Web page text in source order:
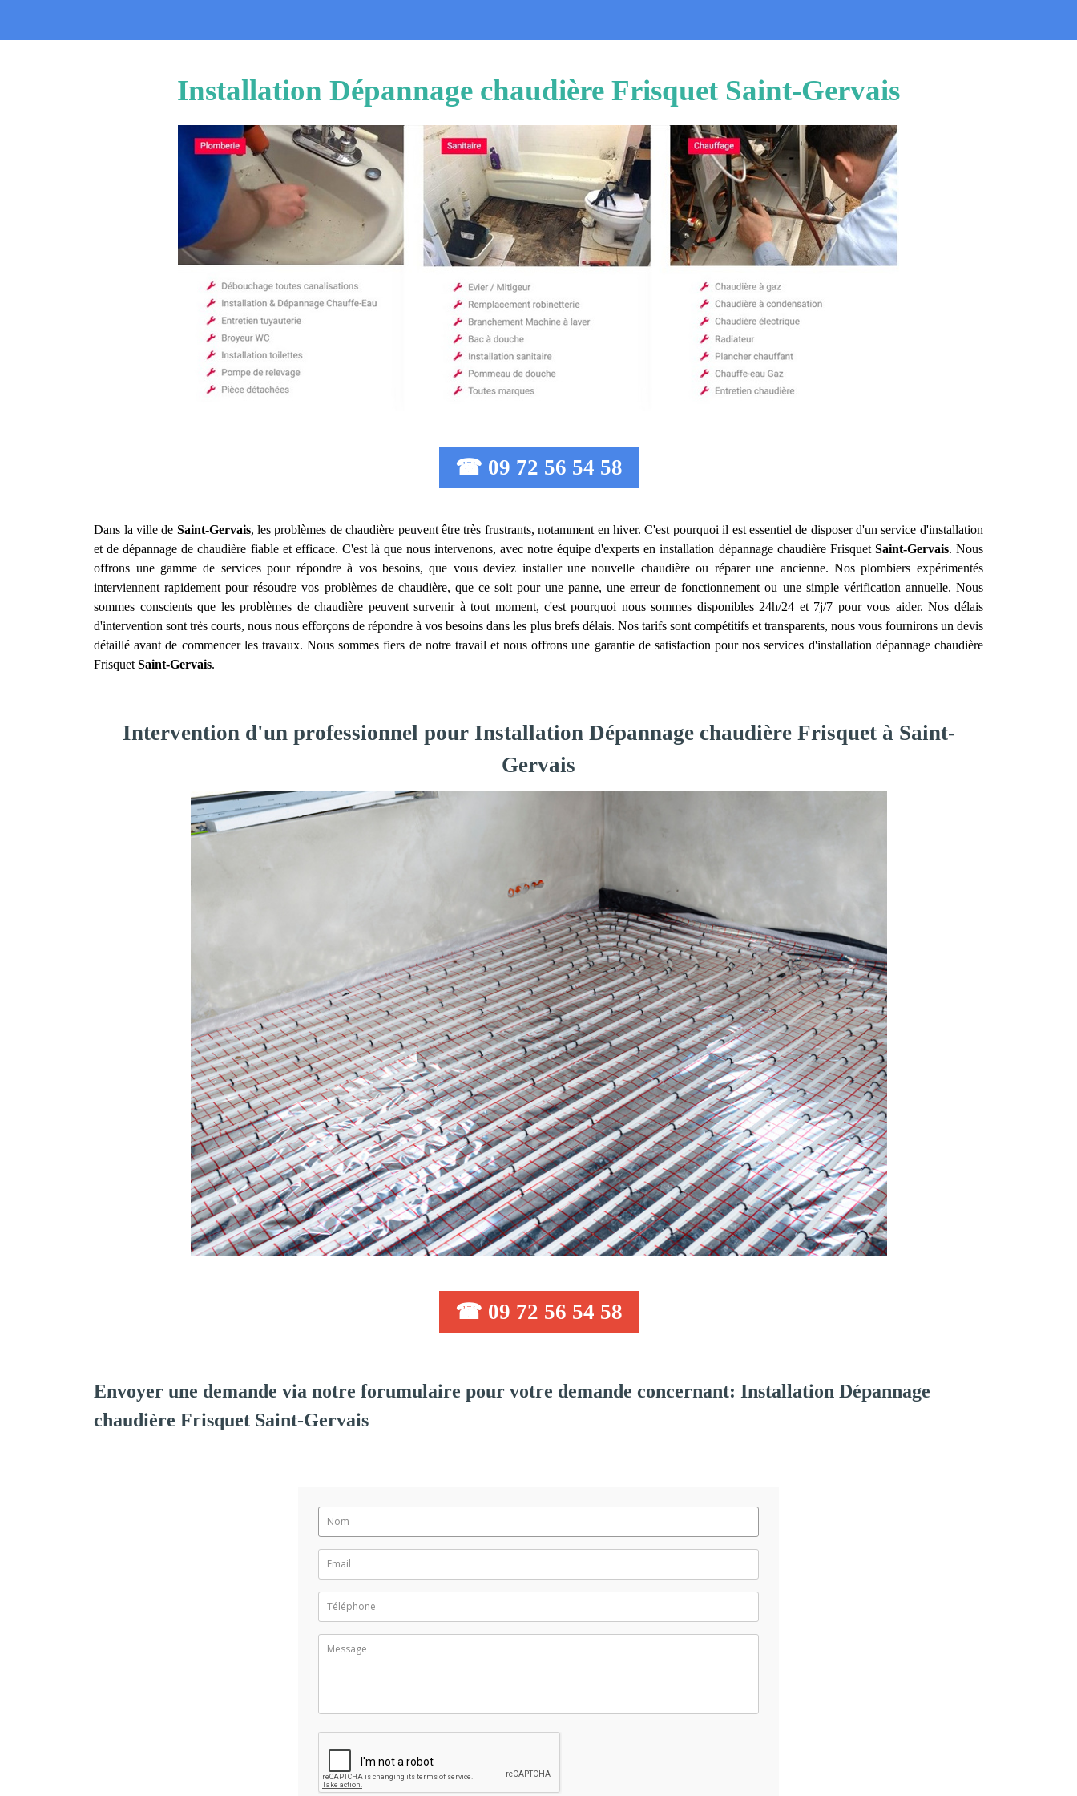
Installation Dépannage chaudière Frisquet Saint-Gervais
☎ 09 72 56 54 58
Dans la ville de Saint-Gervais, les problèmes de chaudière peuvent être très frustrants, notamment en hiver. C'est pourquoi il est essentiel de disposer d'un service d'installation
et de dépannage de chaudière fiable et efficace. C'est là que nous intervenons, avec notre équipe d'experts en installation dépannage chaudière Frisquet Saint-Gervais. Nous
offrons une gamme de services pour répondre à vos besoins, que vous deviez installer une nouvelle chaudière ou réparer une ancienne. Nos plombiers expérimentés
interviennent rapidement pour résoudre vos problèmes de chaudière, que ce soit pour une panne, une erreur de fonctionnement ou une simple vérification annuelle. Nous
sommes conscients que les problèmes de chaudière peuvent survenir à tout moment, c'est pourquoi nous sommes disponibles 24h/24 et 7j/7 pour vous aider. Nos délais
d'intervention sont très courts, nous nous efforçons de répondre à vos besoins dans les plus brefs délais. Nos tarifs sont compétitifs et transparents, nous vous fournirons un devis
détaillé avant de commencer les travaux. Nous sommes fiers de notre travail et nous offrons une garantie de satisfaction pour nos services d'installation dépannage chaudière
FrisquetSaint-Gervais.
Intervention d'un professionnel pour Installation Dépannage chaudière Frisquet à Saint-
Gervais
☎ 09 72 56 54 58
Envoyer une demande via notre forumulaire pour votre demande concernant: Installation Dépannage
chaudière Frisquet Saint-Gervais